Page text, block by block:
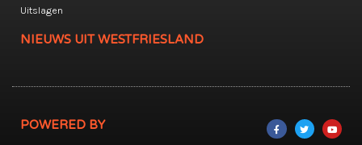
Uitslagen
NIEUWS UIT WESTFRIESLAND
POWERED BY